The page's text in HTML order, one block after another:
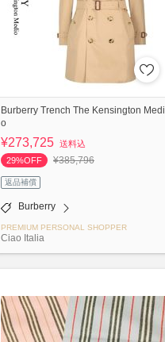
Burberry Trench The Kensington Medi
o
¥273,725 送料込
29%OFF
¥385,796
返品補償
Burberry
PREMIUM PERSONAL SHOPPER
Ciao Italia